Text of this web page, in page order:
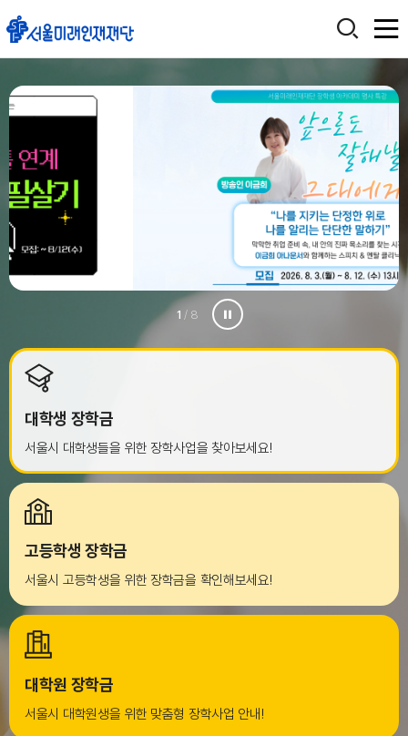
2 / 8
대학생 장학금
서울시 대학생들을 위한 장학사업을 찾아보세요!
고등학생 장학금
서울시 고등학생을 위한 장학금을 확인해보세요!
대학원 장학금
서울시 대학원생을 위한 맞춤형 장학사업 안내!